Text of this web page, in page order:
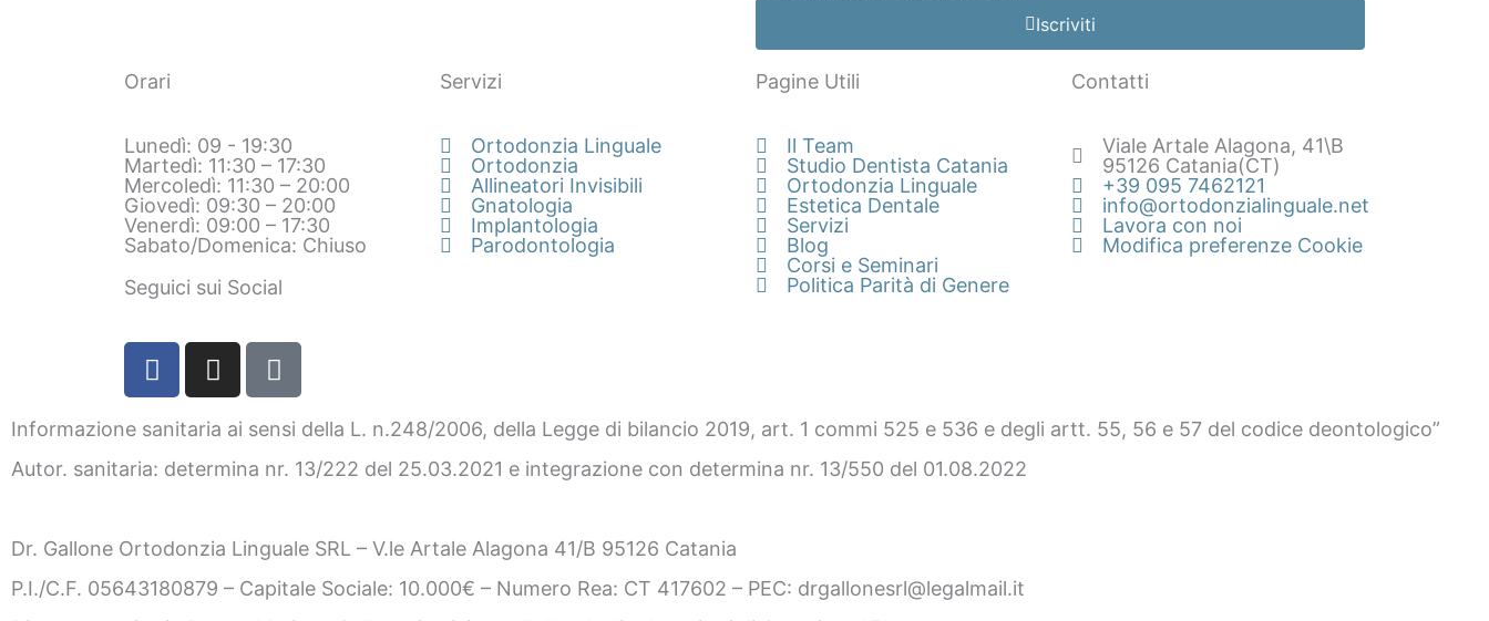
Iscriviti
Orari
Lunedì: 09 - 19:30
Martedì: 11:30 – 17:30
Mercoledì: 11:30 – 20:00
Giovedì: 09:30 – 20:00
Venerdì: 09:00 – 17:30
Sabato/Domenica: Chiuso
Seguici sui Social
F
a
e
b
k
-
f
I
n
t
a
a
m
T
i
t
o
Servizi
Ortodonzia Linguale
Ortodonzia
Allineatori Invisibili
Gnatologia
Implantologia
Parodontologia
Pagine Utili
Il Team
Studio Dentista Catania
Ortodonzia Linguale
Estetica Dentale
Servizi
Blog
Corsi e Seminari
Politica Parità di Genere
Contatti
Viale Artale Alagona, 41\B
95126 Catania(CT)
+39 095 7462121
info@ortodonzialinguale.net
Lavora con noi
Modifica preferenze Cookie
Informazione sanitaria ai sensi della L. n.248/2006, della Legge di bilancio 2019, art. 1 commi 525 e 536 e degli artt. 55, 56 e 57 del codice deontologico”
Autor. sanitaria: determina nr. 13/222 del 25.03.2021 e integrazione con determina nr. 13/550 del 01.08.2022
Dr. Gallone Ortodonzia Linguale SRL – V.le Artale Alagona 41/B 95126 Catania
P.I./C.F. 05643180879 – Capitale Sociale: 10.000€ – Numero Rea: CT 417602 – PEC: drgallonesrl@legalmail.it